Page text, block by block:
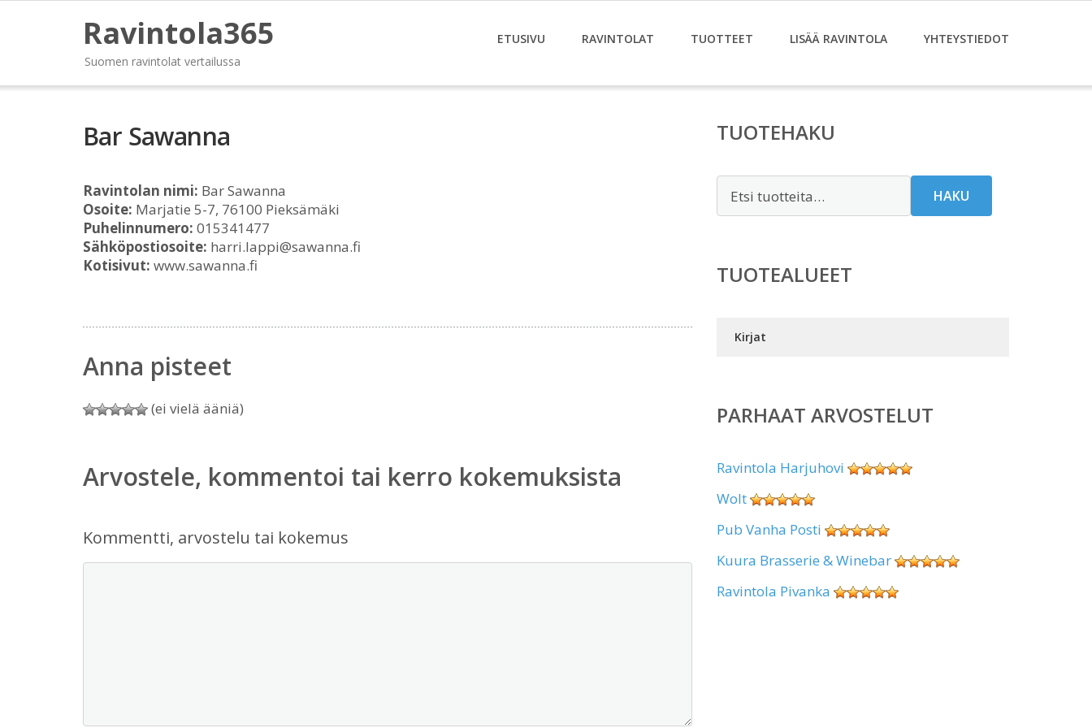
Ravintola365
Suomen ravintolat vertailussa
ETUSIVU RAVINTOLAT TUOTTEET LISÄÄ RAVINTOLA YHTEYSTIEDOT
Bar Sawanna
Ravintolan nimi: Bar Sawanna
Osoite: Marjatie 5-7, 76100 Pieksämäki
Puhelinnumero: 015341477
Sähköpostiosoite: harri.lappi@sawanna.fi
Kotisivut: www.sawanna.fi
Anna pisteet
(ei vielä ääniä)
Arvostele, kommentoi tai kerro kokemuksista
Kommentti, arvostelu tai kokemus
TUOTEHAKU
HAKU
TUOTEALUEET
Kirjat
PARHAAT ARVOSTELUT
Ravintola Harjuhovi
Wolt
Pub Vanha Posti
Kuura Brasserie & Winebar
Ravintola Pivanka